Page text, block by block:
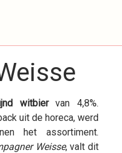
witbiervan 4,8%.
uit de horeca, werd
het assortiment.
Weisse, valt dit